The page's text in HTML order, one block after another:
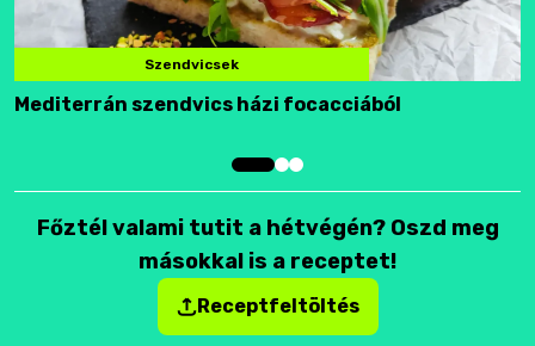
Szendvicsek
Mediterrán szendvics házi focacciából
Főztél valami tutit a hétvégén? Oszd meg
másokkal is a receptet!
Receptfeltöltés